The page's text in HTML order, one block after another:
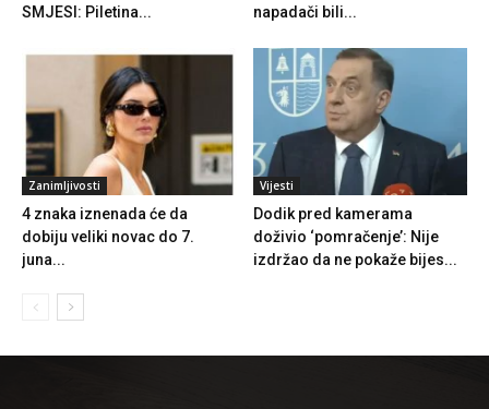
SMJESI: Piletina...
napadači bili...
Zanimljivosti
4 znaka iznenada će da
dobiju veliki novac do 7.
juna...
Vijesti
Dodik pred kamerama
doživio ‘pomračenje’: Nije
izdržao da ne pokaže bijes...